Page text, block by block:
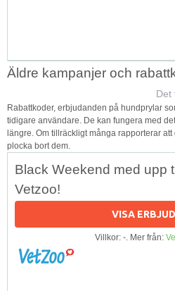
Äldre kampanjer och
Det
Rabattkoder, erbjudanden på hundprylar
tidigare användare. De kan fungera med
längre. Om tillräckligt många rapporterar
plocka bort dem.
Black Weekend med upp
Vetzoo!
VISA
Villkor: -. Mer från: